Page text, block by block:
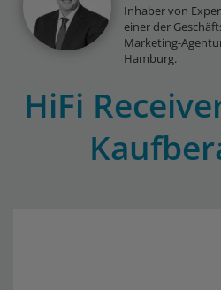
Inhaber von
einer der
Marketing-
Hamburg.
HiFi